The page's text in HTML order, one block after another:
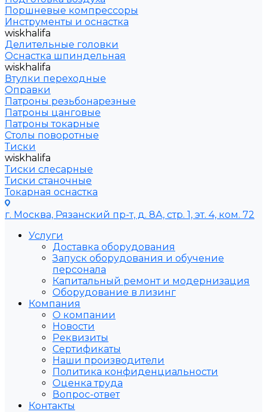
Поршневые компрессоры
Инструменты и оснастка
wiskhalifa
Делительные головки
Оснастка шпиндельная
wiskhalifa
Втулки переходные
Оправки
Патроны резьбонарезные
Патроны цанговые
Патроны токарные
Столы поворотные
Тиски
wiskhalifa
Тиски слесарные
Тиски станочные
Токарная оснастка
г. Москва, Рязанский пр-т, д. 8А, стр. 1, эт. 4, ком. 72
Услуги
Доставка оборудования
Запуск оборудования и обучение
персонала
Капитальный ремонт и модернизация
Оборудование в лизинг
Компания
О компании
Новости
Реквизиты
Сертификаты
Наши производители
Политика конфиденциальности
Оценка труда
Вопрос-ответ
Контакты